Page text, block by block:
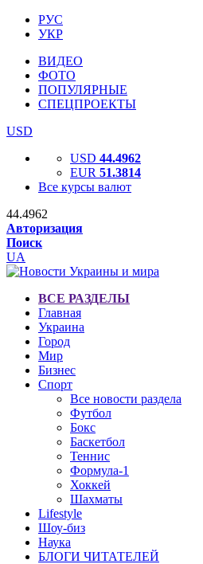
РУС
УКР
ВИДЕО
ФОТО
ПОПУЛЯРНЫЕ
СПЕЦПРОЕКТЫ
USD
USD 44.4962
EUR 51.3814
Все курсы валют
44.4962
Авторизация
Поиск
UA
ВСЕ РАЗДЕЛЫ
Главная
Украина
Город
Мир
Бизнес
Спорт
Все новости раздела
Футбол
Бокс
Баскетбол
Теннис
Формула-1
Хоккей
Шахматы
Lifestyle
Шоу-биз
Наука
БЛОГИ ЧИТАТЕЛЕЙ